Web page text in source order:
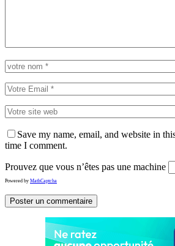
Save my name, email, and website in
time I comment.
Prouvez que vous n’êtes pas une machine
Powered by MathCaptcha